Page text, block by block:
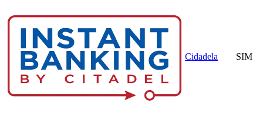
Cidadela SIM